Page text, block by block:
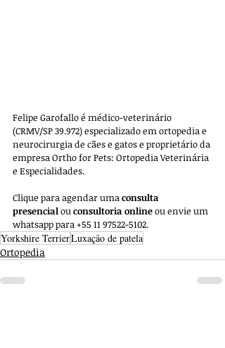
Felipe Garofallo é médico-veterinário
(CRMV/SP 39.972) especializado em ortopedia e
neurocirurgia de cães e gatos e proprietário da
empresa Ortho for Pets: Ortopedia Veterinária
e Especialidades.
Clique para agendar uma consulta
presencial ou consultoria online ou envie um
whatsapp para +55 11 97522-5102.
Yorkshire TerrierLuxação de patela
Ortopedia